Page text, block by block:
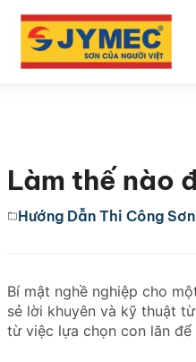
Làm thế nào
Hướng Dẫn Thi Công Sơn
Bí mật nghề nghiệp cho
sẻ lời khuyên và kỹ thuật
từ việc lựa chọn con lăn